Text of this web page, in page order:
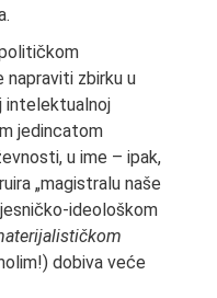
napraviti zbirku u
intelek­tualnoj
jedincatom
u ime – ipak,
„magistralu naše
ideološkom
dobiva veće